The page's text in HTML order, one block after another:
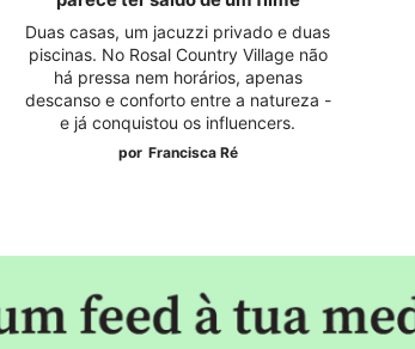
Duas casas, um jacuzzi privado e duas
piscinas. No Rosal Country Village não
há pressa nem horários, apenas
descanso e conforto entre a natureza -
e já conquistou os influencers.
por Francisca Ré